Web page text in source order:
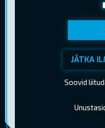
JÄTKA
Soovid
(Kehtib EV
Piletimüük lõppes